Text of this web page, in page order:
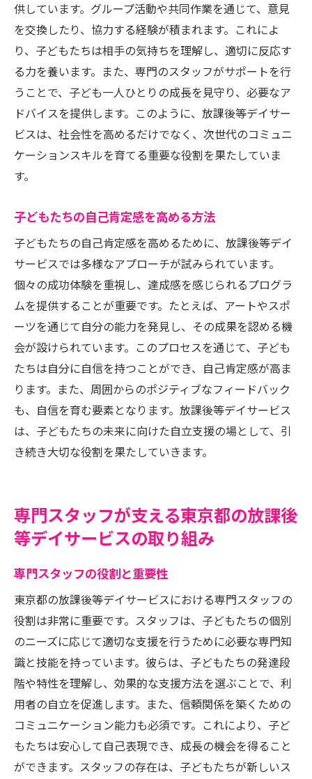
供しています。グループ活動や共同作業を通じて、意見
を交換したり、協力する経験が積まれます。これによ
り、子どもたちは相手の気持ちを理解し、適切に反応す
る力を養います。また、専門のスタッフがサポートを行
うことで、子ども一人ひとりの成長を見守り、必要なア
ドバイスを提供します。このように、放課後等デイサー
ビスは、社会性を高めるだけでなく、次世代のコミュニ
ケーションスキルを育てる重要な役割を果たしていま
す。
子どもたちの自己肯定感を高める方法
子どもたちの自己肯定感を高めるために、放課後等デイ
サービスでは多様なアプローチが試みられています。
個々の成功体験を重視し、達成感を感じられるプログラ
ムを提供することが重要です。たとえば、アートやスポ
ーツを通じて自分の能力を発見し、その成果を認める機
会が設けられています。このプロセスを通じて、子ども
たちは自分に自信を持つことができ、自己肯定感が高ま
ります。また、周囲からのポジティブなフィードバック
も、自信を育む要素となります。放課後等デイサービス
は、子どもたちの未来に向けた自立支援の場として、引
き続き大切な役割を果たしていきます。
専門スタッフが支える東京都の放課後
等デイサービスの取り組み
専門スタッフの役割と重要性
東京都の放課後等デイサービスにおける専門スタッフの
役割は非常に重要です。スタッフは、子どもたちの個別
のニーズに応じて適切な支援を行うために必要な専門知
識と技能を持っています。彼らは、子どもたちの発達段
階や特性を理解し、効果的な支援方法を選ぶことで、利
用者の自立を促進します。また、信頼関係を築くための
コミュニケーション能力も必須です。これにより、子ど
もたちは安心して自己表現でき、成長の機会を得ること
ができます。スタッフの存在は、子どもたちが新しいス